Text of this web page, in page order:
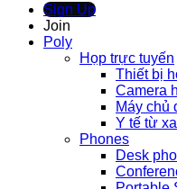
Sign Up
Join
Poly
Họp trực tuyến
Thiết bị
Camera
Máy chủ
Y tế từ
Phones
Desk